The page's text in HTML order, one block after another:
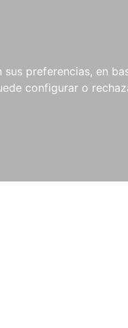
preferencias, en
configurar o